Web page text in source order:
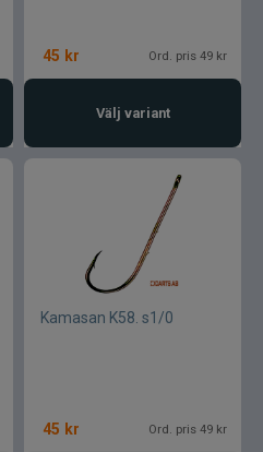
45 kr Ord. pris 49 kr
Välj variant
Kamasan K58. s1/0
45 kr Ord. pris 49 kr